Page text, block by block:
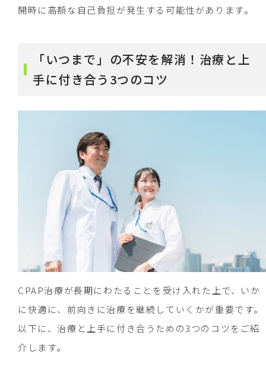
開時に高額な自己負担が発生する可能性があります。
「いつまで」の不安を解消！治療と上
手に付き合う3つのコツ
CPAP治療が長期にわたることを受け入れた上で、いか
に快適に、前向きに治療を継続していくかが重要です。
以下に、治療と上手に付き合うための3つのコツをご紹
介します。